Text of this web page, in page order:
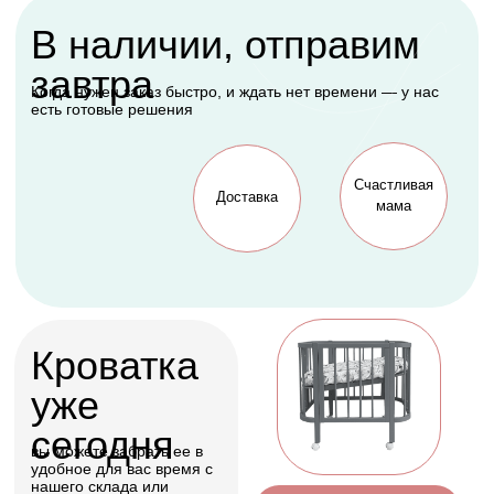
Подарок, которому
будет рада каждая
мама